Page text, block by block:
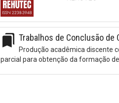
bookmarks Trabalhos de Conclusão de
Produção acadêmica discente
parcial para obtenção da formação de